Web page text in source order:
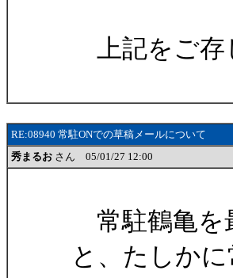
上記をご存
RE:08940 常駐ONでの草稿メールについて
秀まるお さん 05/01/27 12:00
常駐鶴亀を
と、たしか